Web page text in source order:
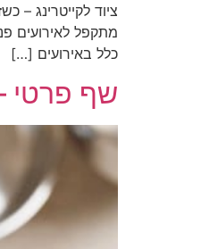
ציוד לקייטרינג –
מתקפל לאירועים
כלל באירועים […]
שף פרטי